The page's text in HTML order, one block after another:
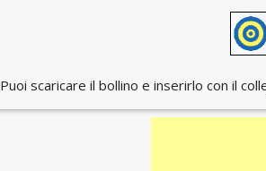
Puoi scaricare il bollino e inserirlo con il